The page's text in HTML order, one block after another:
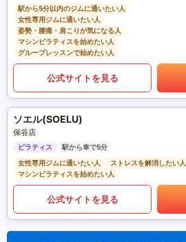
駅から5分以内のジムに通いたい人
女性専用ジムに通いたい人
姿勢・腰痛・肩こりが気になる人
マシンピラティスを始めたい人
グループレッスンで始めたい人
公式サイトを見る
ソエル(SOELU)
保谷店
ピラティス
駅から車で5分
女性専用ジムに通いたい人
ストレスを解消したい人
マシンピラティスを始めたい人
公式サイトを見る